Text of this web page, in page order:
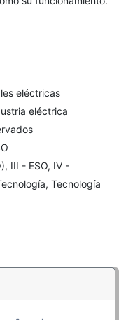
eléctricas
eléctrica
III - ESO, IV -
Tecnología